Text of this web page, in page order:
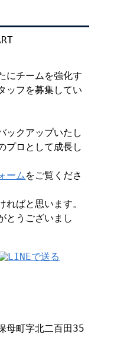
にチームを強化す
ッフを募集してい
ックアップいたし
プロとして成長し
ームをご覧くださ
ればと思います。
とうございまし
町字北二百田35